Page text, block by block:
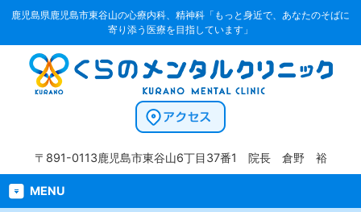
鹿児島県鹿児島市東谷山の心療内科、精神科「もっと身近で、あなたのそばに
寄り添う医療を目指しています」
〒891-0113鹿児島市東谷山6丁目37番1 院長 倉野 裕
MENU